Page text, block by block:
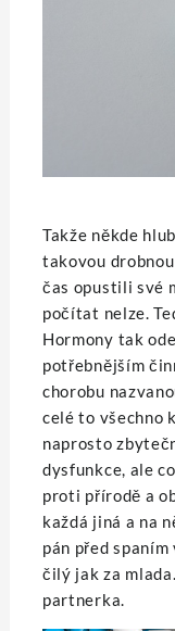
Takže někde
takovou
čas opustili své
počítat nelze.
Hormony tak
potřebnějším
chorobu
celé to všechno
naprosto
dysfunkce, ale
proti přírodě a
každá jiná a na
pán před
čilý jak za
partnerka.